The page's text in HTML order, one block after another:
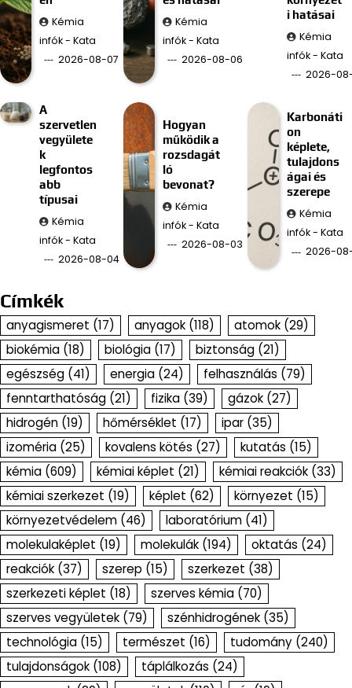
Kémia
infók - Kata
2026-08-07
Kémia
infók - Kata
2026-08-06
i hatásai
Kémia
infók - Kata
2026-
A
szervetlen
vegyülete
k
legfontos
abb
típusai
Kémia
infók - Kata
2026-08-04
Hogyan
működik a
rozsdagát
ló
bevonat?
Kémia
infók - Kata
2026-08-03
Karbonáti
on
képlete,
tulajdons
ágai és
szerepe
Kémia
infók - Kata
2026-
Címkék
anyagismeret (17) anyagok (118) atomok (29)
biokémia (18) biológia (17) biztonság (21)
egészség (41) energia (24) felhasználás (79)
fenntarthatóság (21) fizika (39) gázok (27)
hidrogén (19) hőmérséklet (17) ipar (35)
izoméria (25) kovalens kötés (27) kutatás (15)
kémia (609) kémiai képlet (21) kémiai reakciók (33)
kémiai szerkezet (19) képlet (62) környezet (15)
környezetvédelem (46) laboratórium (41)
molekulaképlet (19) molekulák (194) oktatás (24)
reakciók (37) szerep (15) szerkezet (38)
szerkezeti képlet (18) szerves kémia (70)
szerves vegyületek (79) szénhidrogének (35)
technológia (15) természet (16) tudomány (240)
tulajdonságok (108) táplálkozás (24)